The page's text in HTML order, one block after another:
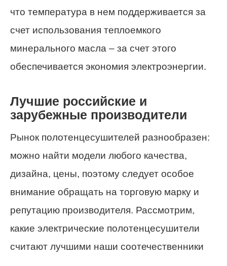
что температура в нем поддерживается за
счет использования теплоемкого
минерального масла – за счет этого
обеспечивается экономия электроэнергии.
Лучшие российские и
зарубежные производители
Рынок полотенцесушителей разнообразен:
можно найти модели любого качества,
дизайна, цены, поэтому следует особое
внимание обращать на торговую марку и
репутацию производителя. Рассмотрим,
какие электрические полотенцесушители
считают лучшими наши соотечественники